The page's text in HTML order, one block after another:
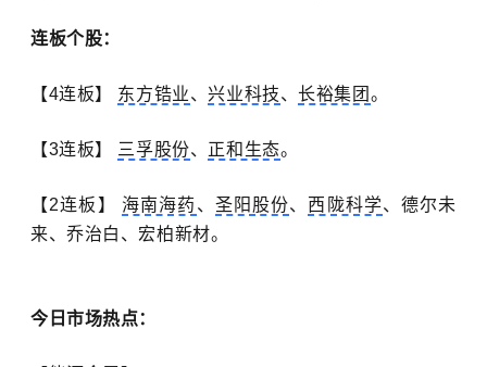
连板个股：
【4连板】 东方锆业、兴业科技、长裕集团 。
【3连板】 三孚股份、 正和生态。
【2连板】 海南海药 、 圣阳股份、 西陇科学、德尔未
来、乔治白、宏柏新材。
今日市场热点：